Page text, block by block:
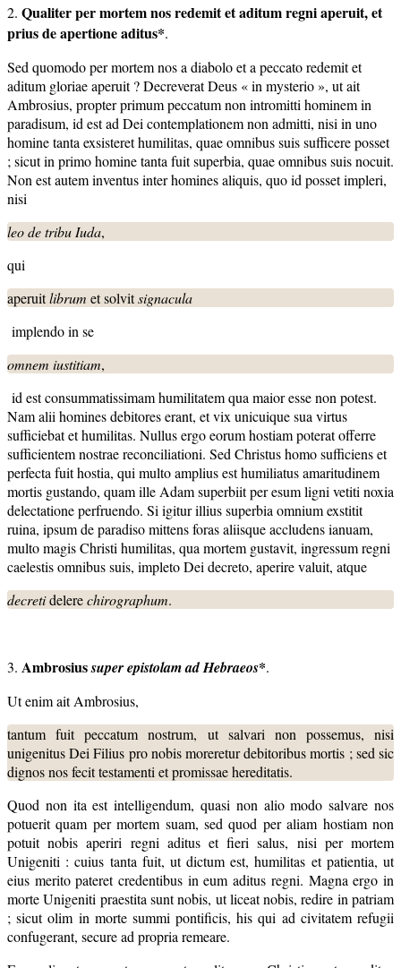
2. Qualiter per mortem nos redemit et aditum regni aperuit, et
priusde apertione aditus*.
Sed quomodo per mortem nos a diabolo et a peccato redemit et
aditum gloriae aperuit ? Decreverat Deus « in mysterio », ut ait
Ambrosius, propter primum peccatum non intromitti hominem in
paradisum, id est ad Dei contemplationem non admitti, nisi in uno
homine tanta exsisteret humilitas, quae omnibus suis sufficere posset
; sicut in primo homine tanta fuit superbia, quae omnibus suis nocuit.
Non est autem inventus inter homines aliquis, quo id posset impleri,
nisi
leode tribu Iuda,
qui
aperuitlibrum et solvitsignacula
implendo in se
omnem iustitiam,
id est consummatissimam humilitatem qua maior esse non potest.
Nam alii homines debitores erant, et vix unicuique sua virtus
sufficiebat et humilitas. Nullus ergo eorum hostiam poterat offerre
sufficientem nostrae reconciliationi. Sed Christus homo sufficiens et
perfecta fuit hostia, qui multo amplius est humiliatus amaritudinem
mortis gustando, quam ille Adam superbiit per esum ligni vetiti noxia
delectatione perfruendo. Si igitur illius superbia omnium exstitit
ruina, ipsum de paradiso mittens foras aliisque accludens ianuam,
multo magis Christi humilitas, qua mortem gustavit, ingressum regni
caelestis omnibus suis, impleto Dei decreto, aperire valuit, atque
decretidelerechirographum.
3. Ambrosiussuper epistolam ad Hebraeos*.
Ut enim ait Ambrosius,
tantum fuit peccatum nostrum, ut salvari non possemus, nisi
unigenitus Dei Filius pro nobis moreretur debitoribus mortis ; sed sic
dignos nos fecit testamenti et promissae hereditatis.
Quod non ita est intelligendum, quasi non alio modo salvare nos
potuerit quam per mortem suam, sed quod per aliam hostiam non
potuit nobis aperiri regni aditus et fieri salus, nisi per mortem
Unigeniti : cuius tanta fuit, ut dictum est, humilitas et patientia, ut
eius merito pateret credentibus in eum aditus regni. Magna ergo in
morte Unigeniti praestita sunt nobis, ut liceat nobis, redire in patriam
; sicut olim in morte summi pontificis, his qui ad civitatem refugii
confugerant, secure ad propria remeare.